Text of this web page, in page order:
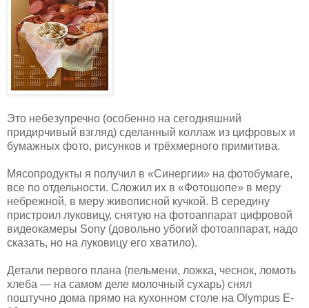
Это небезупречно (особенно на сегодняшний
придирчивый взгляд) сделанный коллаж из цифровых и
бумажных фото, рисунков и трёхмерного примитива.
Мясопродукты я получил в «Синергии» на фотобумаге,
все по отдельности. Сложил их в «Фотошопе» в меру
небрежной, в меру живописной кучкой. В середину
пристроил луковицу, снятую на фотоаппарат цифровой
видеокамеры Sony (довольно убогий фотоаппарат, надо
сказать, но на луковицу его хватило).
Детали первого плана (пельмени, ложка, чеснок, ломоть
хлеба — на самом деле молочный сухарь) снял
поштучно дома прямо на кухонном столе на Olympus E-